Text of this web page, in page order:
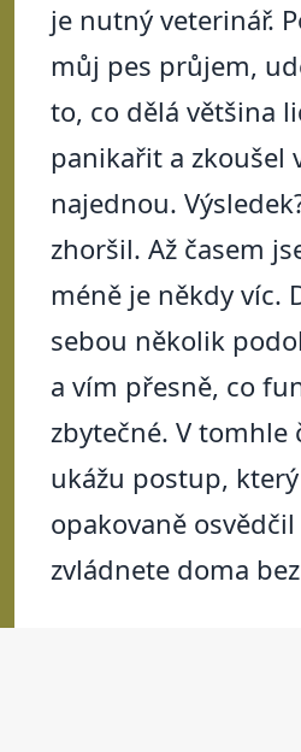
je nutný veterinář.
můj pes průjem,
to, co dělá většina
panikařit a zkoušel
najednou.
zhoršil. Až časem
méně je někdy víc.
sebou několik
a vím přesně, co
zbytečné. V tomhle
ukážu postup,
opakovaně
zvládnete doma